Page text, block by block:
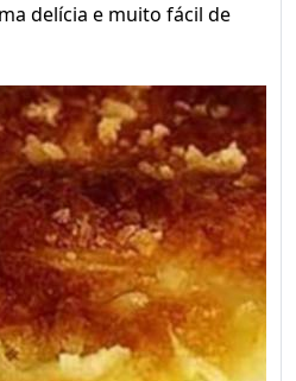
delícia e muito fácil de